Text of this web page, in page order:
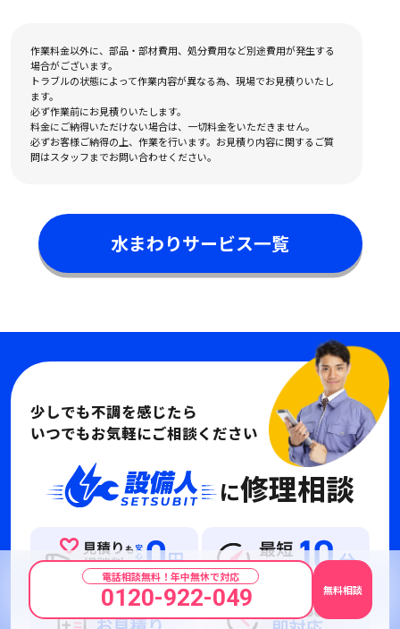
作業料金以外に、部品・部材費用、処分費用など別途費用が発生する
場合がございます。
トラブルの状態によって作業内容が異なる為、現場でお見積りいたし
ます。
必ず作業前にお見積りいたします。
料金にご納得いただけない場合は、一切料金をいただきません。
必ずお客様ご納得の上、作業を行います。お見積り内容に関するご質
問はスタッフまでお問い合わせください。
水まわりサービス一覧
少しでも不調を感じたら
いつでもお気軽にご相談ください
に修理相談
電話相談無料！年中無休で対応
0120-922-049 無料相談